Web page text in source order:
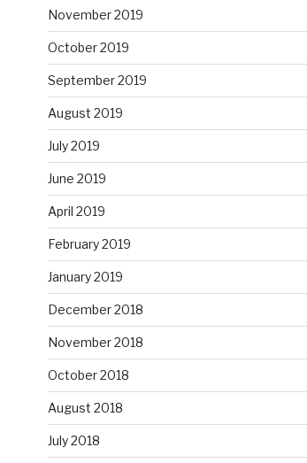
November 2019
October 2019
September 2019
August 2019
July 2019
June 2019
April 2019
February 2019
January 2019
December 2018
November 2018
October 2018
August 2018
July 2018